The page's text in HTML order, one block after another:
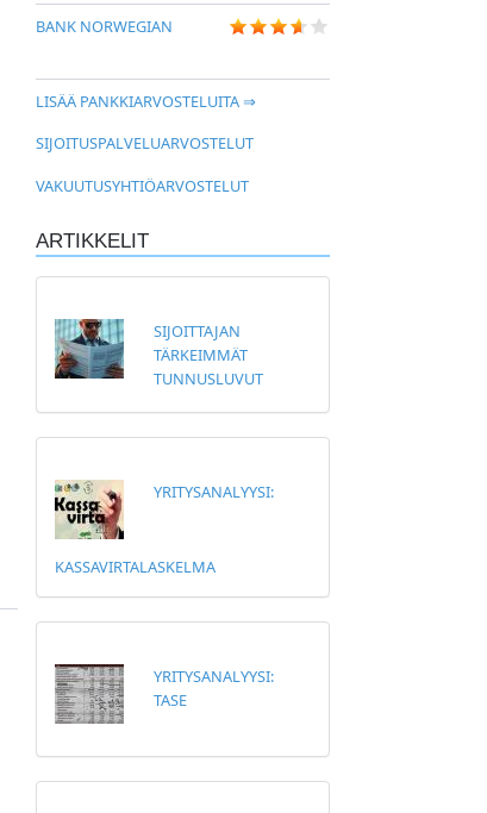
BANK NORWEGIAN
LISÄÄ PANKKIARVOSTELUITA ⇒
SIJOITUSPALVELUARVOSTELUT
VAKUUTUSYHTIÖARVOSTELUT
ARTIKKELIT
SIJOITTAJAN
TÄRKEIMMÄT
TUNNUSLUVUT
YRITYSANALYYSI:
KASSAVIRTALASKELMA
YRITYSANALYYSI:
TASE